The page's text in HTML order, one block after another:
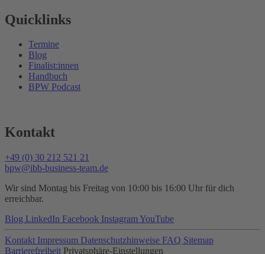
Quicklinks
Termine
Blog
Finalist:innen
Handbuch
BPW Podcast
Kontakt
+49 (0) 30 212 521 21
bpw@ibb-business-team.de
Wir sind Montag bis Freitag von 10:00 bis 16:00 Uhr für dich
erreichbar.
Blog LinkedIn Facebook Instagram YouTube
Kontakt Impressum Datenschutzhinweise FAQ Sitemap
Barrierefreiheit Privatsphäre-Einstellungen